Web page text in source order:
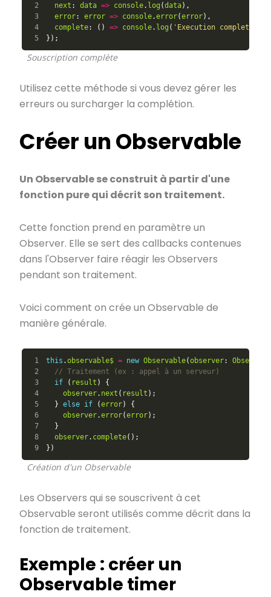
2
3
4
5
next : data => console. log (data),
error: error => console.error(error),
complete: () => console. log ( ' Execution completed
});
Souscription complète
Utilisez cette méthode si vous devez gérer les
erreurs ou surcharger la complétion.
Créer un Observable
Un Observable se construit à partir d'une
fonction pure qui décrit son traitement.
Cette fonction prend en paramètre un
Observer. Elle se sert des callbacks contenues
dans l'Observer faire réagir les Observers
pendant son traitement.
Voici comment on crée un Observable de
manière générale.
1
2
3
4
5
6
7
8
9
this .observable$ = new Observable(observer: Observer
// Traitement (ex : appel à un serveur)
if
( result )
{
observer. next ( result );
} else if (error)
{
observer.error(error);
}
observer. complete();
})
Création d'un Observable
Les Observers qui se souscrivent à cet
Observable seront utilisés comme décrit dans la
fonction de traitement.
Exemple : créer un
Observable timer